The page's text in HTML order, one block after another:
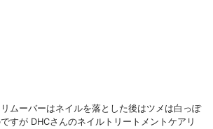
ムーバーはネイルを落とした後はツメは白っぽ
すが DHCさんのネイルトリートメントケアリ